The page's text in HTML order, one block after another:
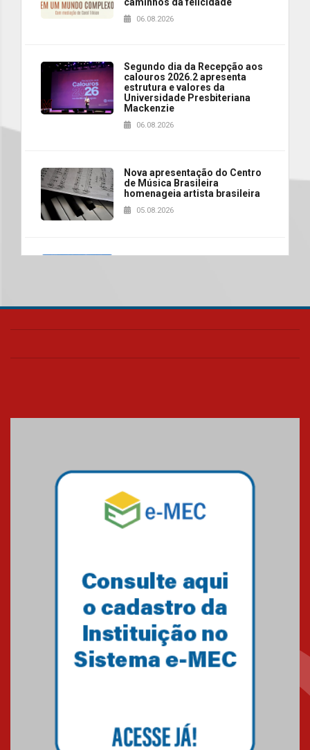
caminhos da felicidade
06.08.2026
Segundo dia da Recepção aos
calouros 2026.2 apresenta
estrutura e valores da
Universidade Presbiteriana
Mackenzie
06.08.2026
Nova apresentação do Centro
de Música Brasileira
homenageia artista brasileira
05.08.2026
das novas tecnologias em
04.08.2026
Como o Colégio Mackenzie
Brasília prepara seus
Como os pais podem investir
na educação dos filhos além da
escola
docentes para debater
inovação e desafios da
educação superior